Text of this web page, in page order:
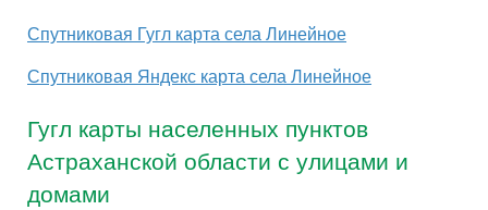
Спутниковая Гугл карта села Линейное
Спутниковая Яндекс карта села Линейное
Гугл карты населенных пунктов
Астраханской области с улицами и
домами